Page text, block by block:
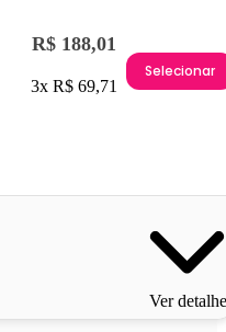
R$ 188,01
3x R$ 69,71
Selecionar
Ver